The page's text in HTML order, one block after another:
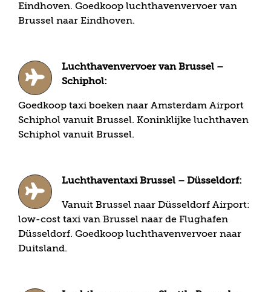
Eindhoven. Goedkoop luchthavenvervoer van
Brussel naar Eindhoven.
Luchthavenvervoer van Brussel –
Schiphol:
Goedkoop taxi boeken naar Amsterdam Airport
Schiphol vanuit Brussel. Koninklijke luchthaven
Schiphol vanuit Brussel.
Luchthaventaxi Brussel – Düsseldorf:
Vanuit Brussel naar Düsseldorf Airport:
low-cost taxi van Brussel naar de Flughafen
Düsseldorf. Goedkoop luchthavenvervoer naar
Duitsland.